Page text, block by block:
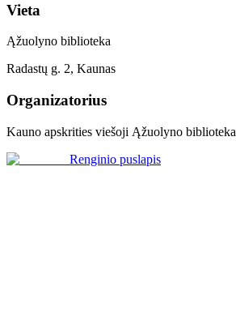
Vieta
Ąžuolyno biblioteka
Radastų g. 2, Kaunas
Organizatorius
Kauno apskrities viešoji Ąžuolyno biblioteka
Renginio puslapis